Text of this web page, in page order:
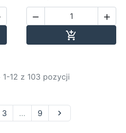
 

1-12 z 103 pozycji
3 … 9 